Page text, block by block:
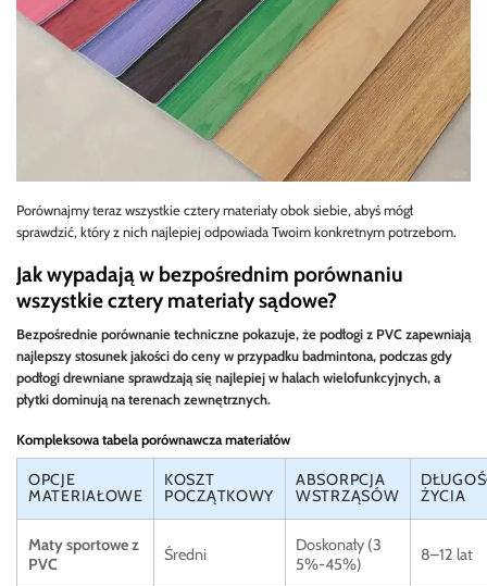
Porównajmy teraz wszystkie cztery materiały obok siebie, abyś mógł
sprawdzić, który z nich najlepiej odpowiada Twoim konkretnym potrzebom.
Jak wypadają w bezpośrednim porównaniu
wszystkie cztery materiały sądowe?
Bezpośrednie porównanie techniczne pokazuje, że podłogi z PVC zapewniają
najlepszy stosunek jakości do ceny w przypadku badmintona, podczas gdy
podłogi drewniane sprawdzają się najlepiej w halach wielofunkcyjnych, a
płytki dominują na terenach zewnętrznych.
Kompleksowa tabela porównawcza materiałów
OPCJE
MATERIAŁOWE
KOSZT
POCZĄTKOWY
ABSORPCJA
WSTRZĄSÓW
ŻYCIA
Maty sportowe z
PVC
Średni
Doskonały (3
5%-45%)
8–12 lat